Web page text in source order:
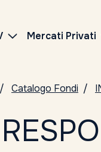
Mercati Privati
Catalogo Fondi